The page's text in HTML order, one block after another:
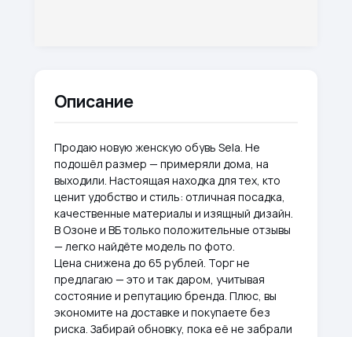
Описание
Продаю новую женскую обувь Sela. Не
подошёл размер — примеряли дома, на
выходили. Настоящая находка для тех, кто
ценит удобство и стиль: отличная посадка,
качественные материалы и изящный дизайн.
В Озоне и ВБ только положительные отзывы
— легко найдёте модель по фото.
Цена снижена до 65 рублей. Торг не
предлагаю — это и так даром, учитывая
состояние и репутацию бренда. Плюс, вы
экономите на доставке и покупаете без
риска. Забирай обновку, пока её не забрали